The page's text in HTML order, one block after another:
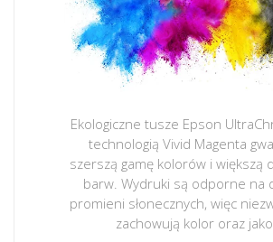
Ekologiczne tusze Epson
technologią Vivid Magenta
szerszą gamę kolorów i większą
barw. Wydruki są odporne na
promieni słonecznych, więc
zachowują kolor oraz